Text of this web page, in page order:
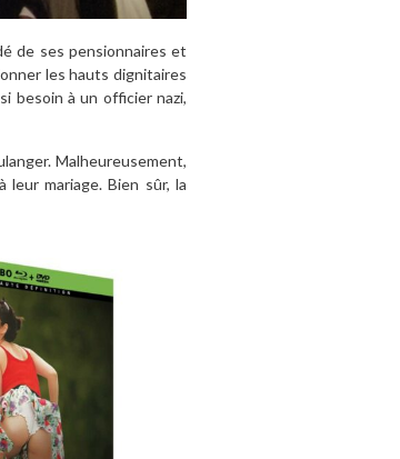
de ses pensionnaires et
les hauts dignitaires
besoin à un officier nazi,
Malheureusement,
leur mariage. Bien sûr, la